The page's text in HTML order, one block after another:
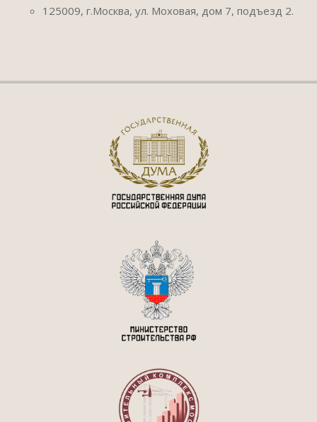
125009, г.Москва, ул. Моховая, дом 7, подъезд 2.